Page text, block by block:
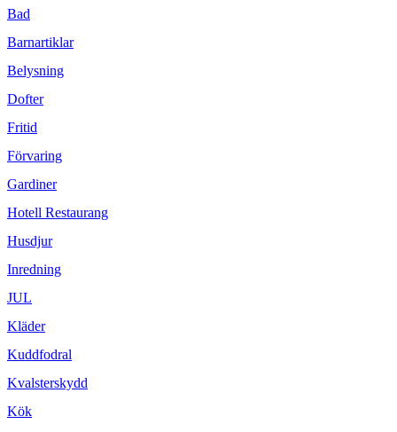
Bad
Barnartiklar
Belysning
Dofter
Fritid
Förvaring
Gardiner
Hotell Restaurang
Husdjur
Inredning
JUL
Kläder
Kuddfodral
Kvalsterskydd
Kök